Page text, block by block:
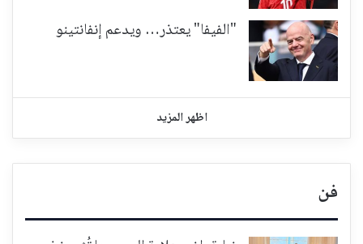
"الفيفا" يعتذر… ويدعم إنفانتينو
اظهر المزيد
فن